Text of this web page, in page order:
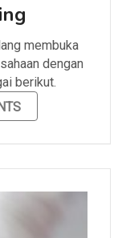
membuka
dengan
berikut.